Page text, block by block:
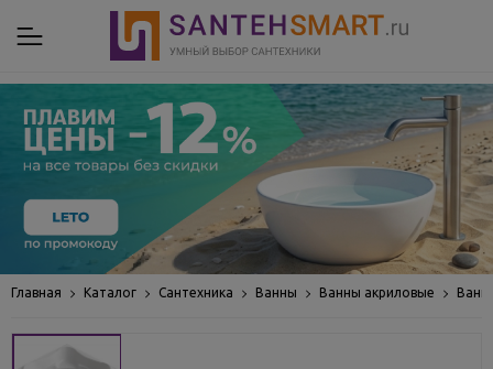
Главная Каталог Сантехника Ванны Ванны акриловые